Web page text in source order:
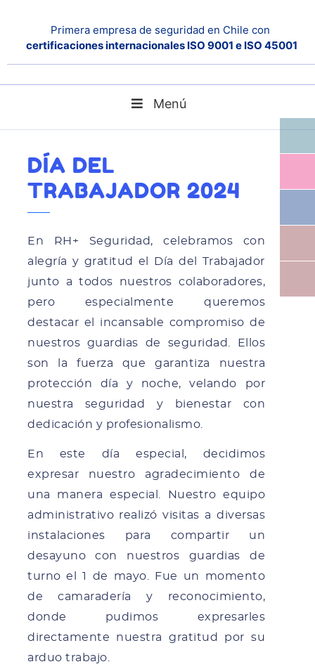
Primera empresa de seguridad en Chile con
certificaciones internacionales ISO 9001 e ISO 45001
Menú
Día del Trabajador 2024
DÍA DEL
TRABAJADOR 2024
En RH+ Seguridad, celebramos con
alegría y gratitud el Día del Trabajador
junto a todos nuestros colaboradores,
pero especialmente queremos
destacar el incansable compromiso de
nuestros guardias de seguridad. Ellos
son la fuerza que garantiza nuestra
protección día y noche, velando por
nuestra seguridad y bienestar con
dedicación y profesionalismo.
En este día especial, decidimos
expresar nuestro agradecimiento de
una manera especial. Nuestro equipo
administrativo realizó visitas a diversas
instalaciones para compartir un
desayuno con nuestros guardias de
turno el 1 de mayo. Fue un momento
de camaradería y reconocimiento,
donde pudimos expresarles
directamente nuestra gratitud por su
arduo trabajo.